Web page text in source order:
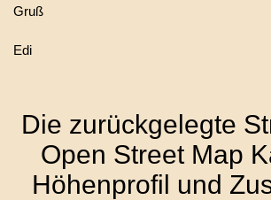
Gruß
Edi
Die zurückgelegte
Open Street Map
Höhenprofil und